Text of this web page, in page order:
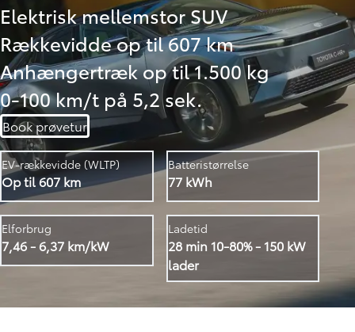
Elektrisk mellemstor SUV
Rækkevidde op til 607 km
Anhængertræk op til 1.500 kg
0-100 km/t på 5,2 sek.
Book prøvetur
EV-rækkevidde (WLTP)
Op til 607 km
Batteristørrelse
77 kWh
Elforbrug
7,46 - 6,37 km/kW
Ladetid
28 min 10-80% - 150 kW
lader